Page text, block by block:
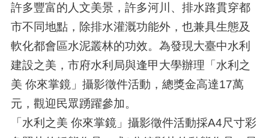
許多豐富的人文美景，許多河川、排水路貫穿都
市不同地點，除排水灌溉功能外，也兼具生態及
軟化都會區水泥叢林的功效。為發現大臺中水利
建設之美，市府水利局與逢甲大學辦理「水利之
美 你來掌鏡」攝影徵件活動，總獎金高達17萬
元，觀迎民眾踴躍參加。
「水利之美 你來掌鏡」攝影徵件活動採A4尺寸彩